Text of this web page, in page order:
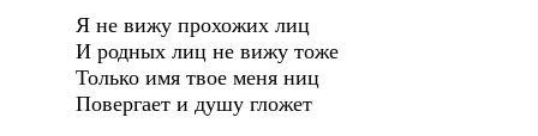
Я не вижу прохожих лиц
И родных лиц не вижу тоже
Только имя твое меня ниц
Повергает и душу гложет